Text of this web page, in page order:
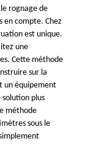
rognage de
en compte. Chez
est unique.
une
Cette méthode
sur la
un équipement
solution plus
méthode
sous le